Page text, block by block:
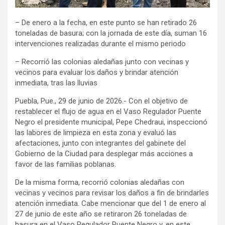
– De enero a la fecha, en este punto se han retirado 26
toneladas de basura; con la jornada de este día, suman 16
intervenciones realizadas durante el mismo periodo
– Recorrió las colonias aledañas junto con vecinas y
vecinos para evaluar los daños y brindar atención
inmediata, tras las lluvias
Puebla, Pue., 29 de junio de 2026.- Con el objetivo de
restablecer el flujo de agua en el Vaso Regulador Puente
Negro el presidente municipal, Pepe Chedraui, inspeccionó
las labores de limpieza en esta zona y evaluó las
afectaciones, junto con integrantes del gabinete del
Gobierno de la Ciudad para desplegar más acciones a
favor de las familias poblanas.
De la misma forma, recorrió colonias aledañas con
vecinas y vecinos para revisar los daños a fin de brindarles
atención inmediata. Cabe mencionar que del 1 de enero al
27 de junio de este año se retiraron 26 toneladas de